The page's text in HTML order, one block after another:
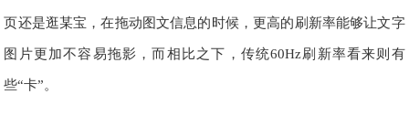
页还是逛某宝，在拖动图文信息的时候，更高的刷新率能够让文字
图片更加不容易拖影，而相比之下，传统60Hz刷新率看来则有
些“卡”。